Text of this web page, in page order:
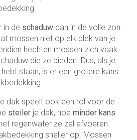
in de schaduw dan in de volle zon.
mossen niet op elk plek van je
hechten mossen zich vaak
die ze bieden. Dus, als je
staan, is er een grotere kans
dak speelt ook een rol voor de
steiler je dak, hoe minder kans
regenwater ze zal afvoeren.
sneller op. Mossen